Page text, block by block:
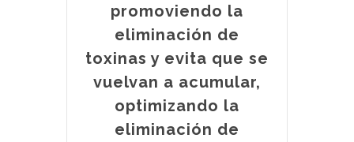
promoviendo la
eliminación de
toxinas y evita que se
vuelvan a acumular,
optimizando la
eliminación de